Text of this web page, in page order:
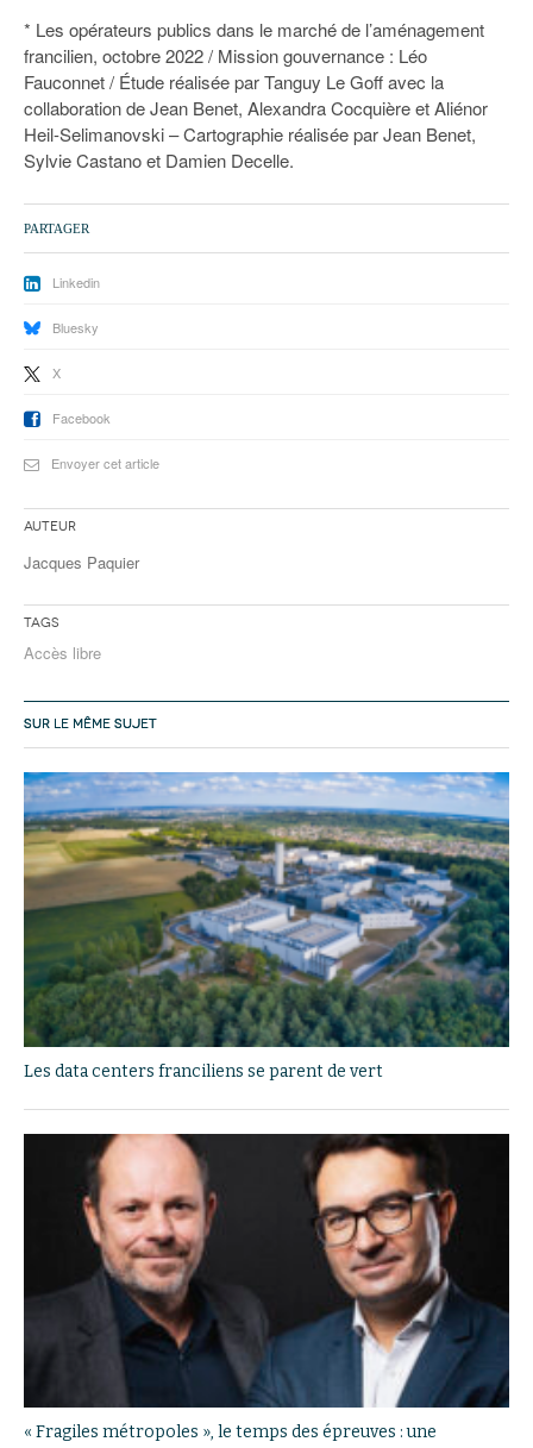
* Les opérateurs publics dans le marché de l’aménagement
francilien, octobre 2022 / Mission gouvernance : Léo
Fauconnet / Étude réalisée par Tanguy Le Goff avec la
collaboration de Jean Benet, Alexandra Cocquière et Aliénor
Heil-Selimanovski – Cartographie réalisée par Jean Benet,
Sylvie Castano et Damien Decelle.
PARTAGER
Linkedin
Bluesky
X
Facebook
Envoyer cet article
Auteur
Jacques Paquier
Tags
Accès libre
SUR LE MÊME SUJET
Les data centers franciliens se parent de vert
« Fragiles métropoles », le temps des épreuves : une